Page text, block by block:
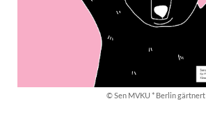
© Sen MVKU * Berlin gärtnert